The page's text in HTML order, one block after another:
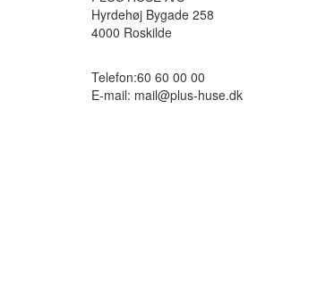
Hyrdehøj Bygade 258
4000 Roskilde
Telefon:60 60 00 00
E-mail: mail@plus-huse.dk